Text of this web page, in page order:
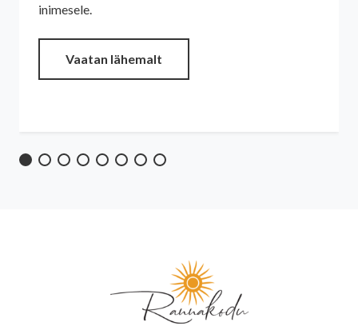
inimesele.
Vaatan lähemalt